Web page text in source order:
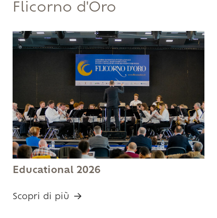
Flicorno d'Oro
Educational 2026
Scopri di più